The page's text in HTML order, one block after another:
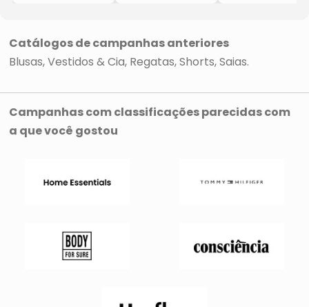
Catálogos de campanhas anteriores
Blusas Vestidos & Cia Regatas Shorts Saias
Campanhas com classificações parecidas com
a que você gostou